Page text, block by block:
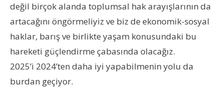
değil birçok alanda toplumsal hak arayışlarının da
artacağını öngörmeliyiz ve biz de ekonomik-sosyal
haklar, barış ve birlikte yaşam konusundaki bu
hareketi güçlendirme çabasında olacağız.
2025’i 2024’ten daha iyi yapabilmenin yolu da
burdan geçiyor.